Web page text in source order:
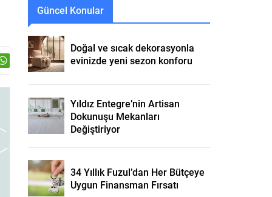
Güncel Konular
Doğal ve sıcak dekorasyonla
evinizde yeni sezon konforu
Yıldız Entegre’nin Artisan
Dokunuşu Mekanları
Değiştiriyor
34 Yıllık Fuzul’dan Her Bütçeye
Uygun Finansman Fırsatı